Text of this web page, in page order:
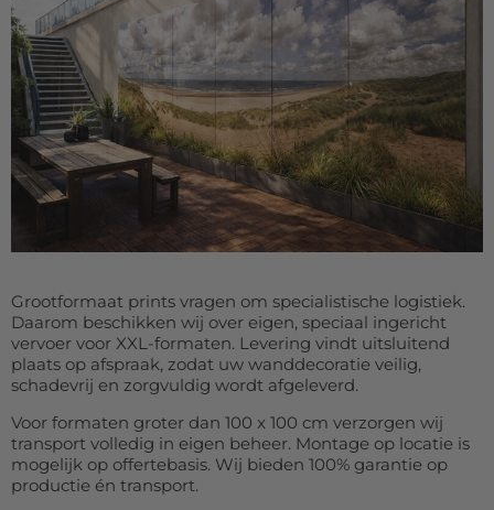
Grootformaat prints vragen om specialistische logistiek.
Daarom beschikken wij over eigen, speciaal ingericht
vervoer voor XXL-formaten. Levering vindt uitsluitend
plaats op afspraak, zodat uw wanddecoratie veilig,
schadevrij en zorgvuldig wordt afgeleverd.
Voor formaten groter dan 100 x 100 cm verzorgen wij
transport volledig in eigen beheer. Montage op locatie is
mogelijk op offertebasis. Wij bieden 100% garantie op
productie én transport.